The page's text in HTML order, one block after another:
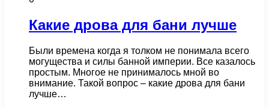
Какие дрова для бани лучше
Были времена когда я толком не понимала всего
могущества и силы банной империи. Все казалось
простым. Многое не принималось мной во
внимание. Такой вопрос – какие дрова для бани
лучше…